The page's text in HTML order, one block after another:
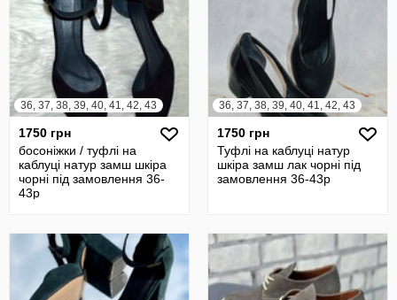
36, 37, 38, 39, 40, 41, 42, 43
1750 грн
босоніжки / туфлі на
каблуці натур замш шкіра
чорні під замовлення 36-
43р
36, 37, 38, 39, 40, 41, 42, 43
1750 грн
Туфлі на каблуці натур
шкіра замш лак чорні під
замовлення 36-43р